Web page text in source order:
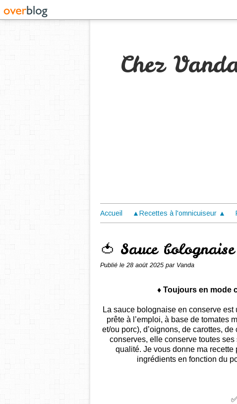
Chez
Accueil ▲Recettes à l'omnicuiseur ▲
🍅 Sauce
Publié le 28 août 2025 par Vanda
♦ Toujours en mode
La sauce bolognaise en conserve
prête à l’emploi, à base de tomates
et/ou porc), d’oignons, de carottes,
conserves, elle conserve toutes
qualité. Je vous donne ma recette
ingrédients en fonction du